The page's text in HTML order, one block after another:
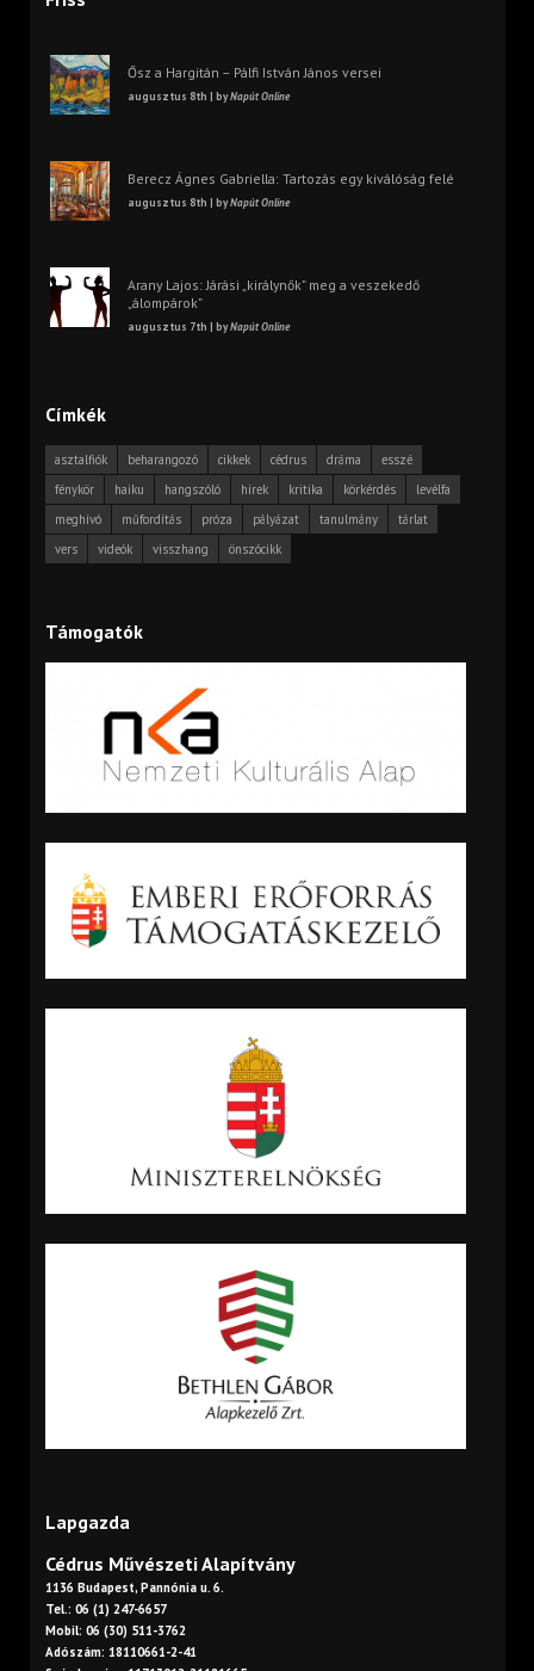
Ősz a Hargitán – Pálfi István János versei
augusztus 8th | byNapút Online
Berecz Ágnes Gabriella: Tartozás egy kiválóság felé
augusztus 8th | byNapút Online
Arany Lajos: Járási „királynők” meg a veszekedő
„álompárok”
augusztus 7th | byNapút Online
Címkék
asztalfiók beharangozó cikkek cédrus dráma
esszé
fénykör
haiku hangszóló hírek kritika körkérdés
levélfa
meghívó
műfordítás próza pályázat tanulmány
tárlat
vers
videók visszhang önszócikk
Támogatók
Lapgazda
Cédrus Művészeti Alapítvány
1136 Budapest, Pannónia u. 6.
Tel.: 06 (1) 247-6657
Mobil: 06 (30) 511-3762
Adószám: 18110661-2-41